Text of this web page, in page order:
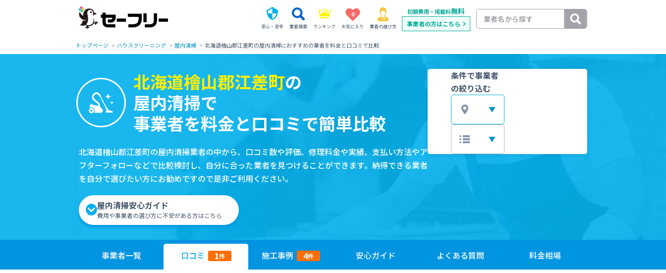
安心・安全 業者検索 ランキング
0
お気に入り 業者の選び方
初期費用・掲載料無料
事業者の方はこちら
トップページ ハウスクリーニング 屋内清掃 北海道檜山郡江差町の屋内清掃におすすめの業者を料金と口コミで比較
北海道檜山郡江差町の
屋内清掃で
事業者を料金と口コミで簡単比較
北海道檜山郡江差町の屋内清掃業者の中から、口コミ数や評価、修理料金や実績、支払い方法やア
フターフォローなどで比較検討し、自分に合った業者を見つけることができます。納得できる業者
を自分で選びたい方にお勧めですので是非ご利用ください。
屋内清掃安心ガイド
費用や事業者の選び方に不安がある方はこちら
条件で事業者
の絞り込む
事業者一覧 口コミ 1件 施工事例 4件 安心ガイド よくある質問 料金相場